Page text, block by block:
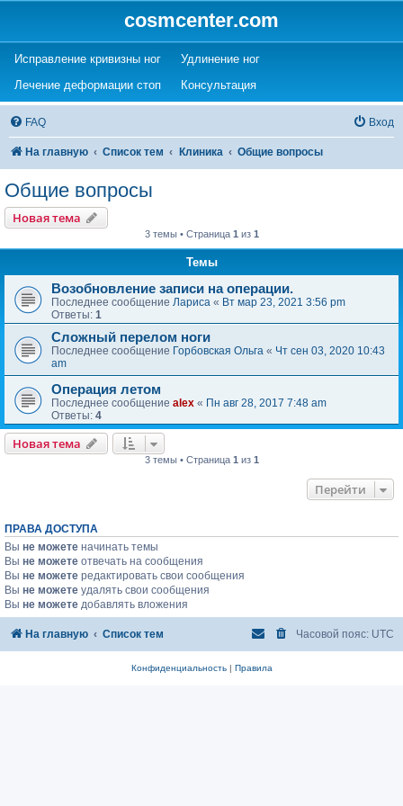
cosmcenter.com
Исправление кривизны ног(Opens a new tab)
Удлинение ног(Opens a new tab)
Лечение деформации стоп(Opens a new tab)
Консультация(Opens a new tab)
FAQ Вход
На главную Список тем Клиника Общие вопросы
Общие вопросы
Новая тема
3 темы • Страница 1 из 1
Темы
Возобновление записи на операции.
Последнее сообщение Лариса « Вт мар 23, 2021 3:56 pm
Ответы: 1
Сложный перелом ноги
Последнее сообщение Горбовская Ольга « Чт сен 03, 2020 10:43
am
Операция летом
Последнее сообщение alex « Пн авг 28, 2017 7:48 am
Ответы: 4
Новая тема
3 темы • Страница 1 из 1
Перейти
ПРАВА ДОСТУПА
Вы не можете начинать темы
Вы не можете отвечать на сообщения
Вы не можете редактировать свои сообщения
Вы не можете удалять свои сообщения
Вы не можете добавлять вложения
На главную Список тем Часовой пояс: UTC
Конфиденциальность| Правила